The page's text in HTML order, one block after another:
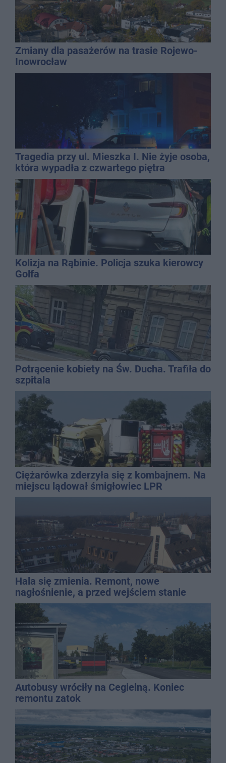
Zmiany dla pasażerów na trasie Rojewo-
Inowrocław
Tragedia przy ul. Mieszka I. Nie żyje osoba,
która wypadła z czwartego piętra
Kolizja na Rąbinie. Policja szuka kierowcy
Golfa
Potrącenie kobiety na Św. Ducha. Trafiła do
szpitala
Ciężarówka zderzyła się z kombajnem. Na
miejscu lądował śmigłowiec LPR
Hala się zmienia. Remont, nowe
nagłośnienie, a przed wejściem stanie
QEMETICA ARENA
Autobusy wróciły na Cegielną. Koniec
remontu zatok